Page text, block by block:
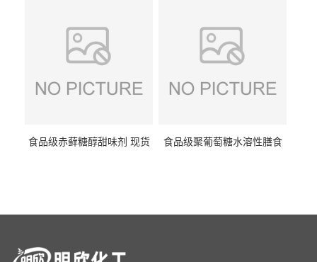
食品级赤藓糖醇甜味剂 现货
食品级聚葡萄糖水溶性膳食